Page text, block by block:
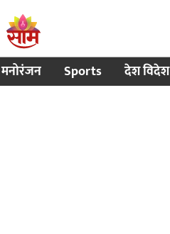
मनोरंजन Sports देश विदेश